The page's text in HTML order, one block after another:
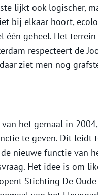
lijkt ook logischer,
bij elkaar hoort,
één geheel. Het
respecteert de
ziet men nog
het gemaal in
te geven. Dit leidt
nieuwe functie van
Het idee is om
Stichting De